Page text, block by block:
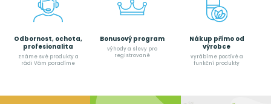
Odbornost, ochota,
profesionalita
známe své produkty a
rádi Vám poradíme
Bonusový program
výhody a slevy pro
registrované
Nákup přímo od
výrobce
vyrábíme poctívé a
funkční produkty